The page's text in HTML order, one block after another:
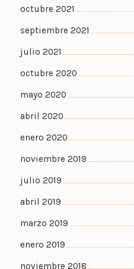
octubre 2021
septiembre 2021
julio 2021
octubre 2020
mayo 2020
abril 2020
enero 2020
noviembre 2019
julio 2019
abril 2019
marzo 2019
enero 2019
noviembre 2018